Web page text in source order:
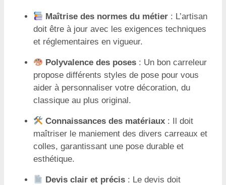
Maîtrise des normes du métier : L’artisan
doit être à jour avec les exigences techniques
et réglementaires en vigueur.
Polyvalence des poses : Un bon carreleur
propose différents styles de pose pour vous
aider à personnaliser votre décoration, du
classique au plus original.
Connaissances des matériaux : Il doit
maîtriser le maniement des divers carreaux et
colles, garantissant une pose durable et
esthétique.
Devis clair et précis : Le devis doit